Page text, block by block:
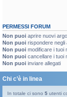
PERMESSI FORUM
Non puoi aprire nuovi
Non puoi rispondere negli
Non puoi modificare i tuoi
Non puoi cancellare i tuoi
Non puoi inviare allegati
Chi c’è in linea
In totale ci sono 5 utenti